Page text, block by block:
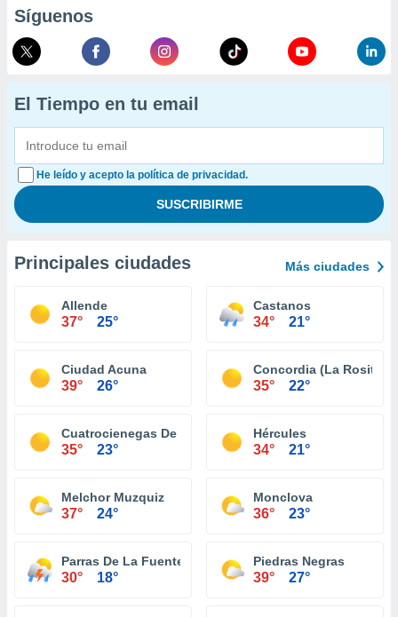
Síguenos
El Tiempo en tu email
He leído y acepto la política de privacidad.
Principales ciudades Más ciudades
Allende
37° 25°
Castanos
34° 21°
Ciudad Acuna
39° 26°
Concordia (La Rosita)
35° 22°
Cuatrocienegas De Carranza
35° 23°
Hércules
34° 21°
Melchor Muzquiz
37° 24°
Monclova
36° 23°
Parras De La Fuente
30° 18°
Piedras Negras
39° 27°